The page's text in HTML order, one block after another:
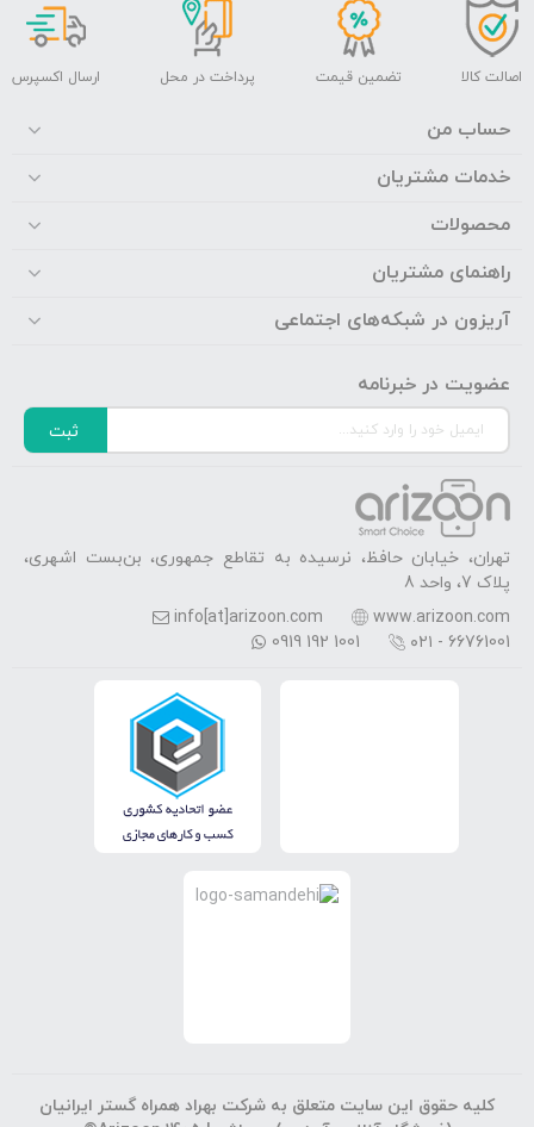
اصالت کالا تضمین قیمت پرداخت در محل ارسال اکسپرس
حساب من
خدمات مشتریان
محصولات
راهنمای مشتریان
آریزون در شبکه‌های اجتماعی
عضویت در خبرنامه
ثبت
تهران، خیابان حافظ، نرسیده به تقاطع جمهوری، بن‌بست اشهری،
پلاک 7، واحد 8
www.arizoon.com
info[at]arizoon.com
۰۲۱ - 66761001
0919 192 1001
کلیه حقوق این سایت متعلق به شرکت بهراد همراه گستر ایرانیان